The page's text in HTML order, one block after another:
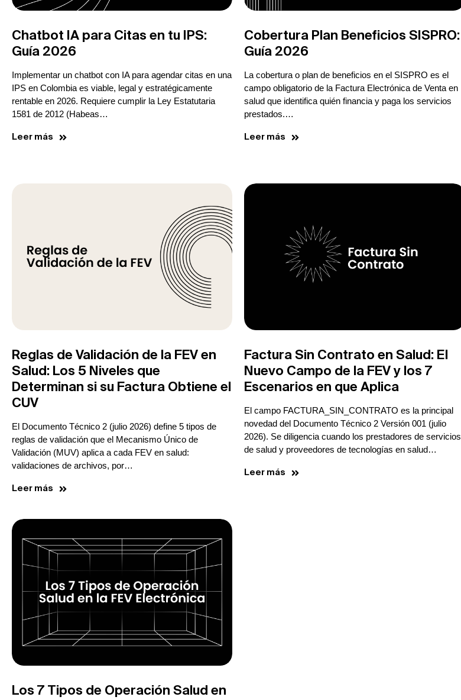
Chatbot IA para Citas en tu IPS:
Guía 2026
Implementar un chatbot con IA para agendar citas en una
IPS en Colombia es viable, legal y estratégicamente
rentable en 2026. Requiere cumplir la Ley Estatutaria
1581 de 2012 (Habeas…
Leer más
Cobertura Plan Beneficios SISPRO:
Guía 2026
La cobertura o plan de beneficios en el SISPRO es el
campo obligatorio de la Factura Electrónica de Venta en
salud que identifica quién financia y paga los servicios
prestados.…
Leer más
Reglas de Validación de la FEV en
Salud: Los 5 Niveles que
Determinan si su Factura Obtiene el
CUV
El Documento Técnico 2 (julio 2026) define 5 tipos de
reglas de validación que el Mecanismo Único de
Validación (MUV) aplica a cada FEV en salud:
validaciones de archivos, por…
Leer más
Factura Sin Contrato en Salud: El
Nuevo Campo de la FEV y los 7
Escenarios en que Aplica
El campo FACTURA_SIN_CONTRATO es la principal
novedad del Documento Técnico 2 Versión 001 (julio
2026). Se diligencia cuando los prestadores de servicios
de salud y proveedores de tecnologías en salud…
Leer más
Los 7 Tipos de Operación Salud en